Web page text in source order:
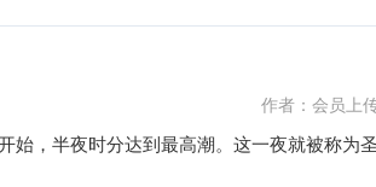
作者：会员上
始，半夜时分达到最高潮。这一夜就被称为圣